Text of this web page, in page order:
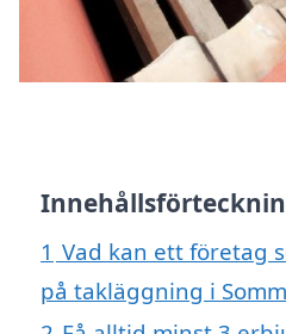
1 Vad kan ett företag
på takläggning i